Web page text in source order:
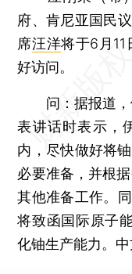
府、肯尼亚国民
席汪洋将于6月
好访问。
问：据报道
表讲话时表示，
内，尽快做好将
必要准备，并根
其他准备工作。
将致函国际原子
化铀生产能力。